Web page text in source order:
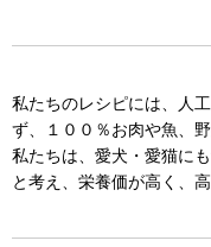
私たちのレシピには、人
ず、１００％お肉や魚、
私たちは、愛犬・愛猫に
と考え、栄養価が高く、